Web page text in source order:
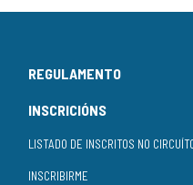
REGULAMENTO
INSCRICIÓNS
LISTADO DE INSCRITOS NO
INSCRIBIRME